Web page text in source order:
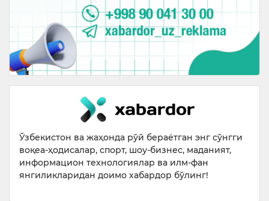
Ўзбекистон ва жаҳонда рўй бераётган энг сўнгги
воқеа-ҳодисалар, спорт, шоу-бизнес, маданият,
информацион технологиялар ва илм-фан
янгиликларидан доимо хабардор бўлинг!